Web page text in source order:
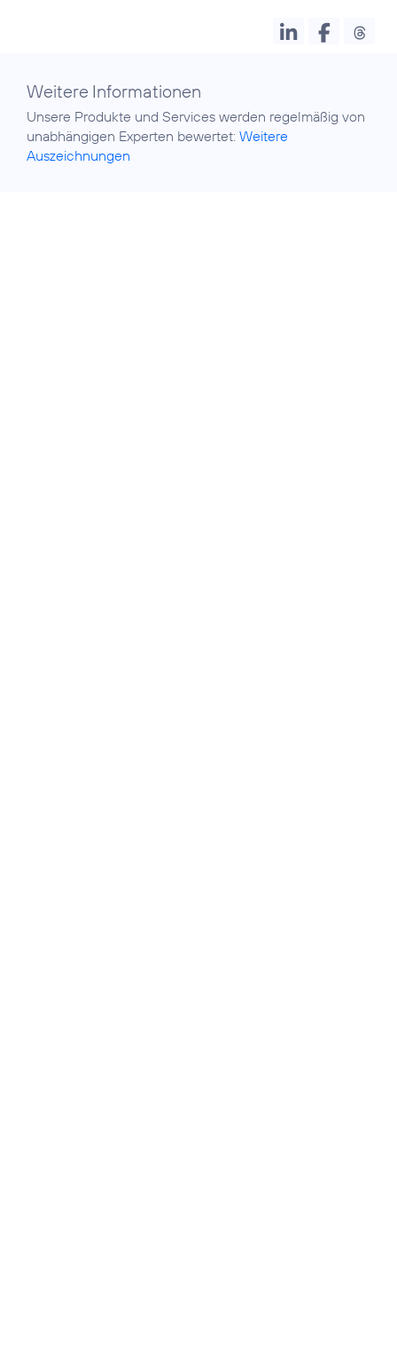
Weitere Informationen
Unsere Produkte und Services werden regelmäßig von
unabhängigen Experten bewertet: Weitere
Auszeichnungen